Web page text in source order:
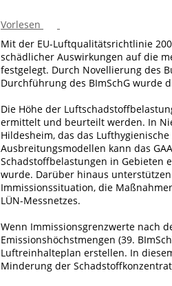
Vorlesen
Mit der EU-Luftqualitätsrichtlinie
schädlicher Auswirkungen auf die
festgelegt. Durch Novellierung des
Durchführung des BImSchG wurde
Die Höhe der
ermittelt und beurteilt werden. In
Hildesheim, das das
Ausbreitungsmodellen kann das
Schadstoffbelastungen in Gebieten
wurde. Darüber hinaus
Immissionssituation, die
LÜN-Messnetzes.
Wenn Immissionsgrenzwerte nach
Emissionshöchstmengen (39.
Luftreinhalteplan erstellen. In
Minderung der